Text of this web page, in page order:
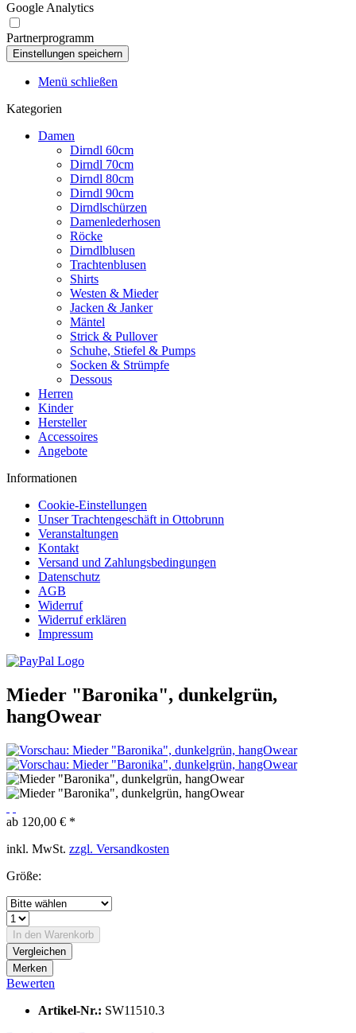
Google Analytics
Partnerprogramm
Menü schließen
Kategorien
Damen
Dirndl 60cm
Dirndl 70cm
Dirndl 80cm
Dirndl 90cm
Dirndlschürzen
Damenlederhosen
Röcke
Dirndlblusen
Trachtenblusen
Shirts
Westen & Mieder
Jacken & Janker
Mäntel
Strick & Pullover
Schuhe, Stiefel & Pumps
Socken & Strümpfe
Dessous
Herren
Kinder
Hersteller
Accessoires
Angebote
Informationen
Cookie-Einstellungen
Unser Trachtengeschäft in Ottobrunn
Veranstaltungen
Kontakt
Versand und Zahlungsbedingungen
Datenschutz
AGB
Widerruf
Widerruf erklären
Impressum
Mieder "Baronika", dunkelgrün,
hangOwear
ab 120,00 € *
inkl. MwSt. zzgl. Versandkosten
Größe:
In den Warenkorb
Vergleichen
Merken
Bewerten
Artikel-Nr.: SW11510.3